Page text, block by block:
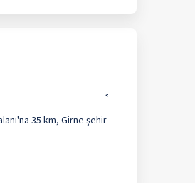
35 km, Girne şehir